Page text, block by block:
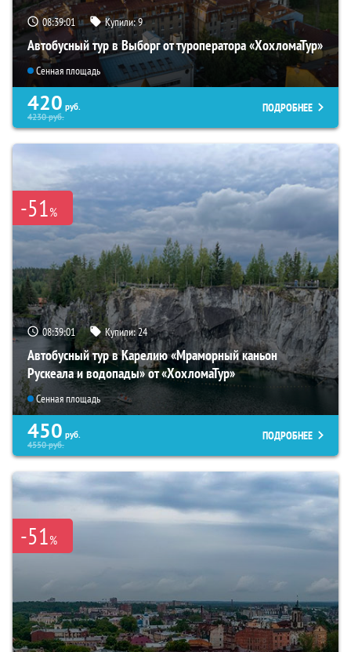
08:38:59 Купили:9
Автобусный тур в Выборг от туроператора «ХохломаТур»
Сенная площадь
420 руб.
4230руб.
ПОДРОБНЕЕ
-51%
08:38:59 Купили:24
Автобусный тур в Карелию «Мраморный каньон
Рускеала и водопады» от «ХохломаТур»
Сенная площадь
450 руб.
4550руб.
ПОДРОБНЕЕ
-51%